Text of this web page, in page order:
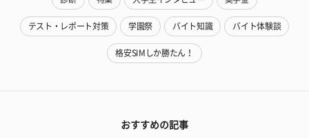
テスト・レポート対策 学園祭 バイト知識 バイト体験談
格安SIMしか勝たん！
おすすめの記事